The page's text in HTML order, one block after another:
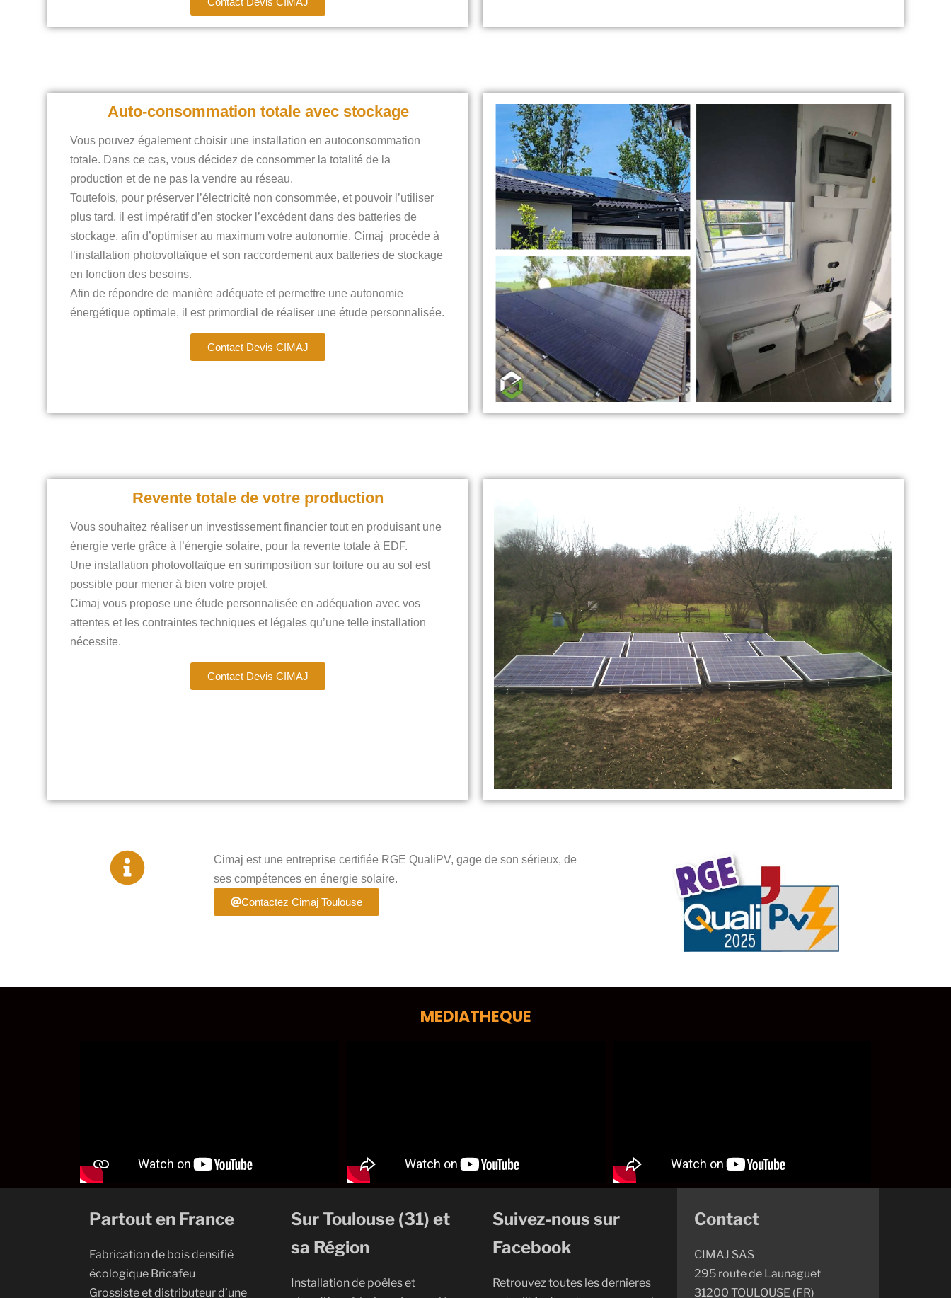
Auto-consommation totale avec stockage
Vous pouvez également choisir une installation en autoconsommation
totale. Dans ce cas, vous décidez de consommer la totalité de la
production et de ne pas la vendre au réseau.
Toutefois, pour préserver l’électricité non consommée, et pouvoir l’utiliser
plus tard, il est impératif d’en stocker l’excédent dans des batteries de
stockage, afin d’optimiser au maximum votre autonomie. Cimaj procède à
l’installation photovoltaïque et son raccordement aux batteries de stockage
en fonction des besoins.
Afin de répondre de manière adéquate et permettre une autonomie
énergétique optimale, il est primordial de réaliser une étude personnalisée.
Contact Devis CIMAJ
Revente totale de votre production
Vous souhaitez réaliser un investissement financier tout en produisant une
énergie verte grâce à l’énergie solaire, pour la revente totale à EDF.
Une installation photovoltaïque en surimposition sur toiture ou au sol est
possible pour mener à bien votre projet.
Cimaj vous propose une étude personnalisée en adéquation avec vos
attentes et les contraintes techniques et légales qu’une telle installation
nécessite.
Contact Devis CIMAJ
Cimaj est une entreprise certifiée RGE QualiPV, gage de son sérieux, de
ses compétences en énergie solaire.
Contactez Cimaj Toulouse
MEDIATHEQUE
Partout en France
Fabrication de bois densifié
écologique Bricafeu
Grossiste et distributeur d’une
Sur Toulouse (31) et
sa Région
Installation de poêles et
Suivez-nous sur
Facebook
Retrouvez toutes les dernieres
Contact
CIMAJ SAS
295 route de Launaguet
31200 TOULOUSE (FR)